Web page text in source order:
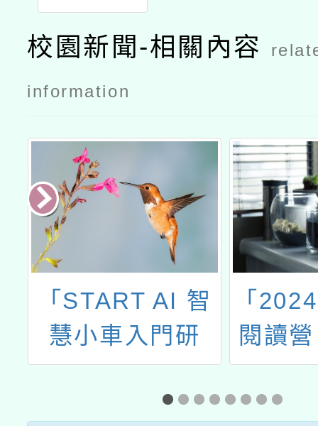
校園新聞-相關內容
information
「START AI 智
慧小車入門研
習」
「
閱讀
動×好
動，